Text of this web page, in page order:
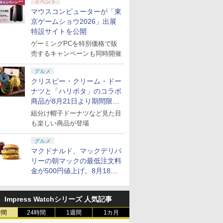
イベント
マウスコンピューターが「東
京ゲームショウ2026」出展
特設サイトを公開
ゲーミングPCを特別価格で販
売するキャンペーンも同時開催
グルメ
クリスピー・クリーム・ドー
ナツと「ハリポタ」のコラボ
商品が8月21日より期間限定
で発売
組分け帽子ドーナツなど見た目
も楽しい商品が登場
グルメ
マクドナルド、マックデリバ
リーの朝マックの最低注文料
金が500円値上げ。8月18日
Impress Watchシリーズ 人気記事
24時間 1週間 1カ月